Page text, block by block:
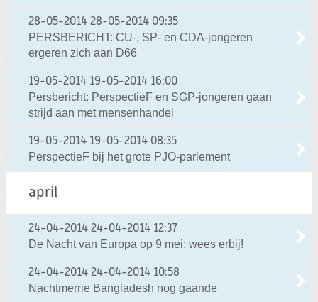
28-05-2014 28-05-2014 09:35
PERSBERICHT: CU-, SP- en CDA-jongeren
ergeren zich aan D66
19-05-2014 19-05-2014 16:00
Persbericht: PerspectieF en SGP-jongeren gaan
strijd aan met mensenhandel
19-05-2014 19-05-2014 08:35
PerspectieF bij het grote PJO-parlement
april
24-04-2014 24-04-2014 12:37
De Nacht van Europa op 9 mei: wees erbij!
24-04-2014 24-04-2014 10:58
Nachtmerrie Bangladesh nog gaande